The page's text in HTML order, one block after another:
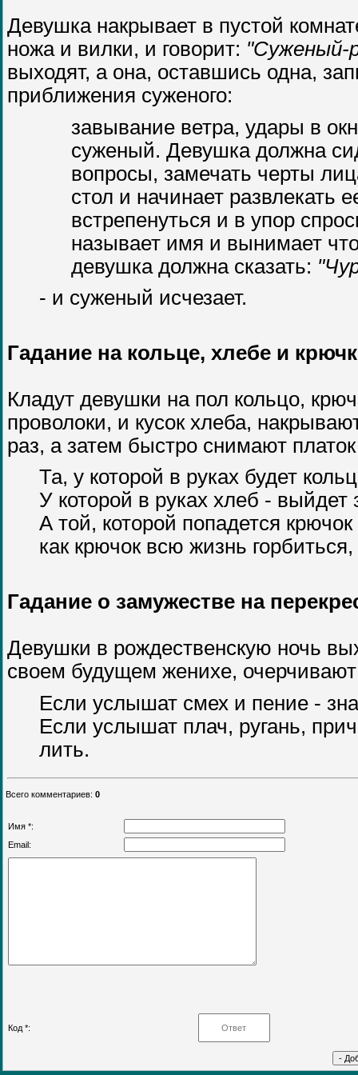
Девушка накрывает в пустой
ножа и вилки, и говорит: "Суженый-
выходят, а она, оставшись одна,
приближения суженого:
завывание ветра, удары в
суженый. Девушка должна
вопросы, замечать черты
стол и начинает развлекать
встрепенуться и в упор
называет имя и вынимает
девушка должна сказать:
- и суженый исчезает.
Гадание на кольце, хлебе и
Кладут девушки на пол кольцо,
проволоки, и кусок хлеба,
раз, а затем быстро снимают
Та, у которой в руках будет
У которой в руках хлеб - выйдет
А той, которой попадется
как крючок всю жизнь
Гадание о замужестве на
Девушки в рождественскую ночь
своем будущем женихе, очерчивают
Если услышат смех и пение -
Если услышат плач, ругань,
лить.
Всего комментариев: 0
Имя *:
Email:
Код *: